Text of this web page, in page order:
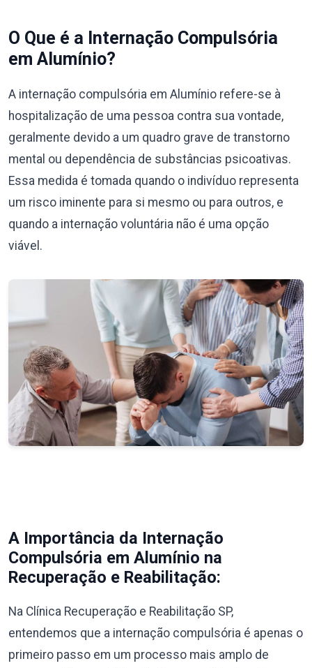
O Que é a Internação Compulsória
em Alumínio?
A internação compulsória em Alumínio refere-se à
hospitalização de uma pessoa contra sua vontade,
geralmente devido a um quadro grave de transtorno
mental ou dependência de substâncias psicoativas.
Essa medida é tomada quando o indivíduo representa
um risco iminente para si mesmo ou para outros, e
quando a internação voluntária não é uma opção
viável.
A Importância da Internação
Compulsória em Alumínio na
Recuperação e Reabilitação:
Na Clínica Recuperação e Reabilitação SP,
entendemos que a internação compulsória é apenas o
primeiro passo em um processo mais amplo de